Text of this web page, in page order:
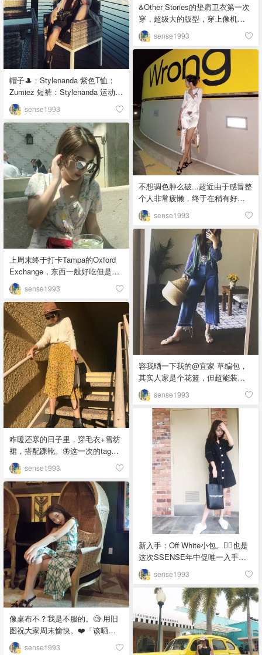
&Other Stories的垫肩卫衣第一次
穿，超级大的版型，穿上像机器
人。👩🏻‍🎤👩🏻‍🎤 大家周末快
乐！「该晒货来自@sense1993-
北美省钱快报，版权归原作者所
有」
sense1993
帽子🎩：Stylenanda 紫色T恤：
Zumiez 短裤：Stylenanda 运动
鞋：Puma 腰包：Stylenanda 彪
马这双运动鞋真的是穿着最多
的，因为黑色巨百搭。大王腰包
最近补货很厉害，shopbop和
ssense都可以买到了。👼🏻👼🏻
「该晒货来自@sense1993-北美
省钱快报，版权归原作者所有」
sense1993
不想调色肿么破...超近由于感冒整
个人非常疲懒，终于在稍有好转
的时候去吃了一顿心心念念的韩
料。🙂 查理说咋每次找我的时候
我都在吃，其实我也无法控制寄
几👽 这条不规则的裙子买了两年
第一次穿，cult gaia竹篮包去年买
的，今年又出了更好看的款式，
所以老款（我这只）是确实没啥
必要入手啦。祝大家新一周充满
动力，加油！！「该晒货来自
@sense1993-北美省钱快报，版
权归原作者所有」
sense1993
上周末终于打卡Tampa的Oxford
Exchange，东西一般好吃但是确
实好适合拍照啊！🦖美美哒
Instagram拍照地，但人太多了我
就没凑过去拍。🖤裙子是Zara打
折的，爱死了！泡泡袖加不规则
裙边，入得很值。「该晒货来自
@sense1993-北美省钱快报，版
权归原作者所有」
sense1993
容我晒一下我的@宜家 草编包，
其实人家是个花篮，但超能装！
完全可以当作包。不管trend是
啥，夏天必须要有个菜篮子✌️👽
「该晒货来自@sense1993-北美
省钱快报，版权归原作者所有」
sense1993
咋暖还寒的日子里，穿毛衣+雪纺
裙，搭配踝靴。🦋这一次的tag都
太适合我啦！我是Zara大户，真
的是很喜欢买Zara回来混搭。
（囤了一个月份的照片可以慢慢
拿出来发）佛州现在又已经30度
穿不上毛衣惹🐣「该晒货来自
@sense1993-北美省钱快报，版
权归原作者所有」
sense1993
新入手：Off White小包。🧟‍♂️也是
这次SSENSE年中促唯一入手的
单品，半价到手。在黑与白中纠
结了半天，但因为白包太多了所
以就入了它，果然非常适合我！
唯一缺点就是包身太深了，每次
找东西都犹如大海捞针🌝「该晒
货来自@sense1993-北美省钱快
报，版权归原作者所有」
sense1993
像桌布不？我是不服的。🧐 用旧
图祝大家周末愉快。❤️「该晒货
来自@sense1993-北美省钱快
sense1993